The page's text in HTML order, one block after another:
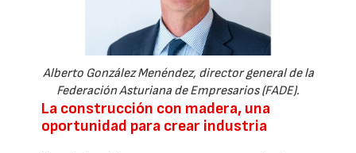
Alberto González Menéndez, director general de la
Federación Asturiana de Empresarios (FADE).
La construcción con madera, una
oportunidad para crear industria